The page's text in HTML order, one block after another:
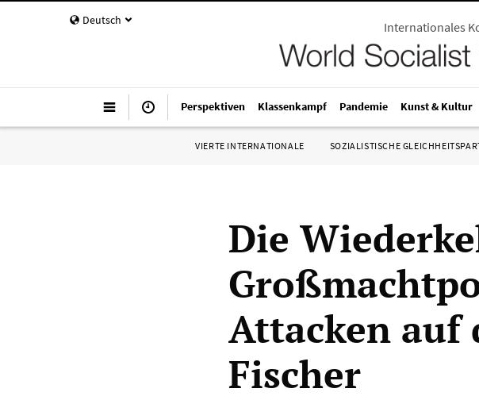
Deutsch Internationales
Perspektiven Klassenkampf Pandemie Kunst & Kultur
VIERTE INTERNATIONALE SOZIALISTISCHE
Die
Attacken auf
Fischer